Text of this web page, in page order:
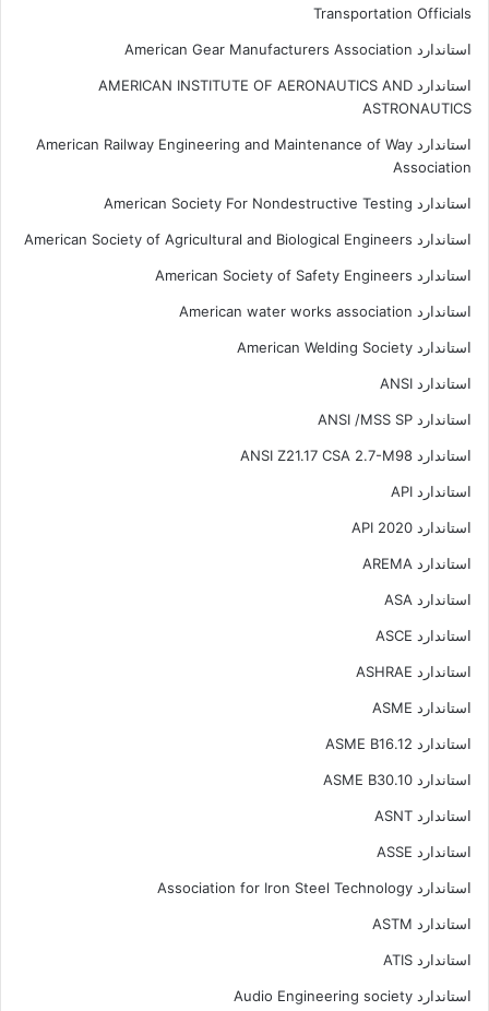
Transportation Officials
استاندارد American Gear Manufacturers Association
استاندارد AMERICAN INSTITUTE OF AERONAUTICS AND
ASTRONAUTICS
استاندارد American Railway Engineering and Maintenance of Way
Association
استاندارد American Society For Nondestructive Testing
استاندارد American Society of Agricultural and Biological Engineers
استاندارد American Society of Safety Engineers
استاندارد American water works association
استاندارد American Welding Society
استاندارد ANSI
استاندارد ANSI /MSS SP
استاندارد ANSI Z21.17 CSA 2.7-M98
استاندارد API
استاندارد API 2020
استاندارد AREMA
استاندارد ASA
استاندارد ASCE
استاندارد ASHRAE
استاندارد ASME
استاندارد ASME B16.12
استاندارد ASME B30.10
استاندارد ASNT
استاندارد ASSE
استاندارد Association for Iron Steel Technology
استاندارد ASTM
استاندارد ATIS
استاندارد Audio Engineering society